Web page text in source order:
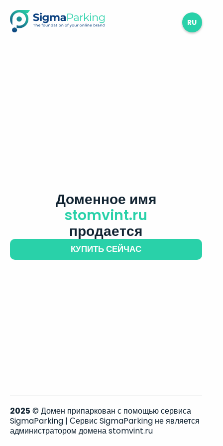
RU
Доменное имя
stomvint.ru
продается
КУПИТЬ СЕЙЧАС
2025 © Домен припаркован с помощью сервиса
SigmaParking | Сервис SigmaParking не является
администратором домена stomvint.ru